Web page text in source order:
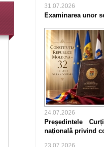
31.07.2026
Examinarea unor
24.07.2026
Președintele
națională privind
23.07.2026